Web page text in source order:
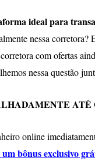
ideal para
nessa corretora?
com ofertas
nessa questão
ATÉ
online
um bônus exclusivo